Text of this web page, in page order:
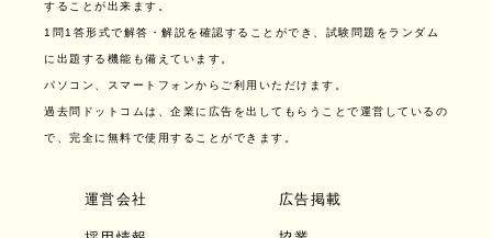
することが出来ます。
1問1答形式で解答・解説を確認することができ、試験問題をランダム
に出題する機能も備えています。
パソコン、スマートフォンからご利用いただけます。
過去問ドットコムは、企業に広告を出してもらうことで運営しているの
で、完全に無料で使用することができます。
運営会社 広告掲載